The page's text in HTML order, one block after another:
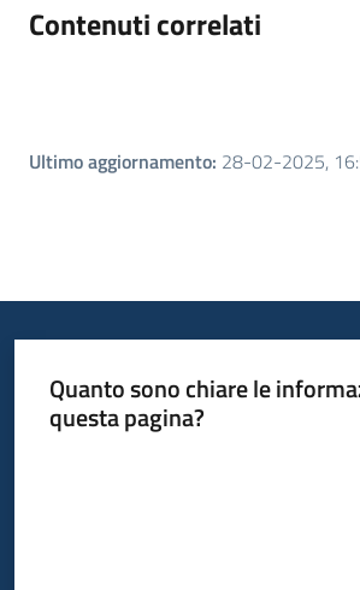
Contenuti correlati
Ultimo aggiornamento: 28-02-2025,
Quanto sono chiare le
questa pagina?